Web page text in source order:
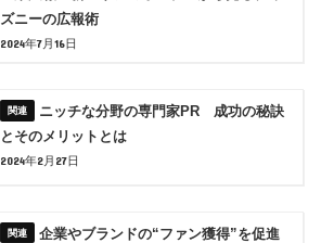
ズニーの広報術
2024年7月16日
ニッチな分野の専門家PR 成功の秘訣
とそのメリットとは
2024年2月27日
企業やブランドの“ファン獲得”を促進